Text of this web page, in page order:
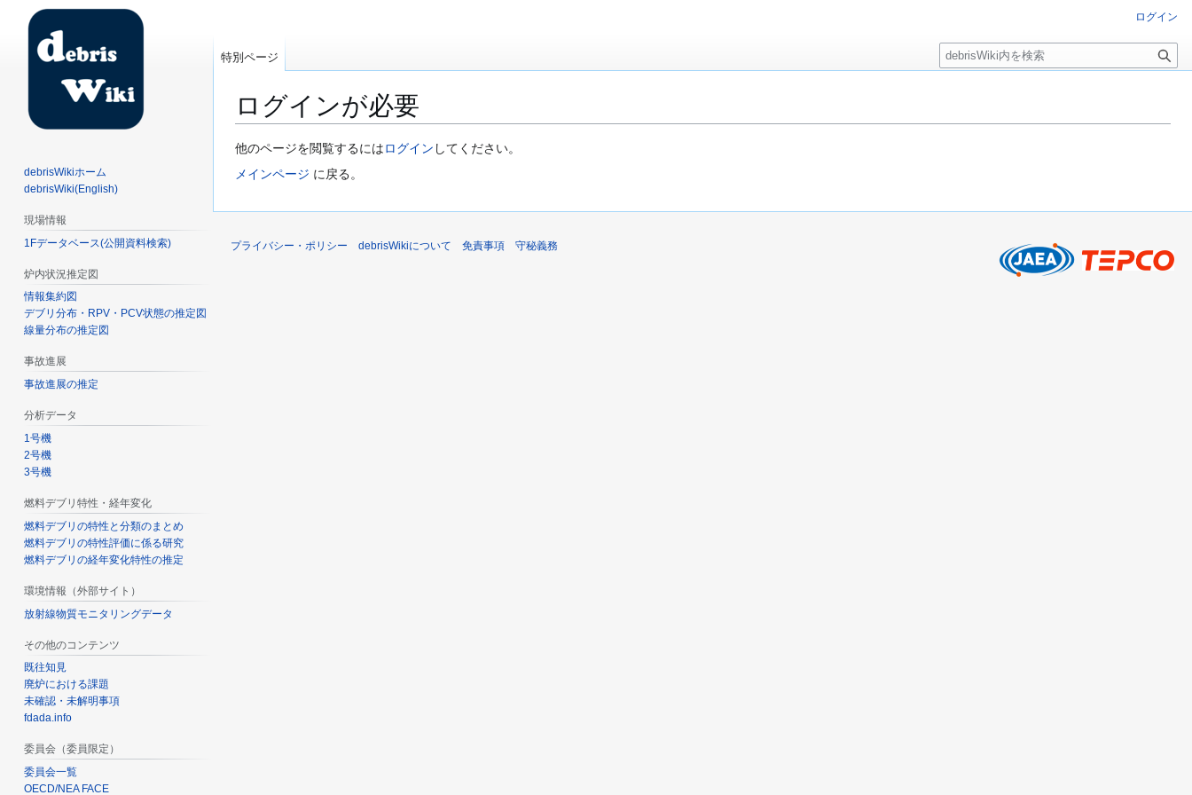
ログインが必要
ナ
ビ
ョ
検
索
他のページを閲覧するにはログイン してください。
メインページ に戻る。
ログイン
特別ページ
検
索
debrisWikiホーム
debrisWiki(English)
現場情報
1Fデータベース(公開資料検索)
炉内状況推定図
情報集約図
デブリ分布・RPV・PCV状態の推定図
線量分布の推定図
事故進展
事故進展の推定
分析データ
1号機
2号機
3号機
燃料デブリ特性・経年変化
燃料デブリの特性と分類のまとめ
燃料デブリの特性評価に係る研究
燃料デブリの経年変化特性の推定
環境情報（外部サイト）
放射線物質モニタリングデータ
その他のコンテンツ
既往知見
廃炉における課題
未確認・未解明事項
fdada.info
委員会（委員限定）
委員会一覧
OECD/NEA FACE
プライバシー・ポリシー debrisWikiについて 免責事項 守秘義務